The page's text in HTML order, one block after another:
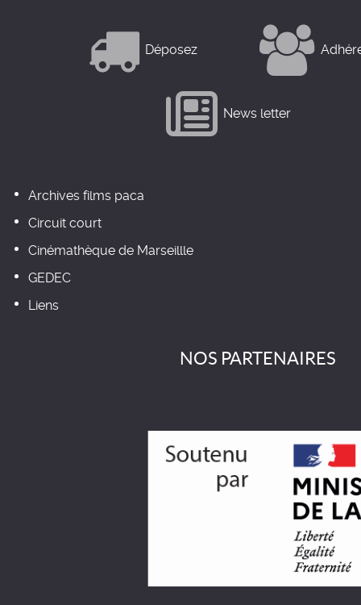
Déposez
News letter
Archives films paca
Circuit court
Cinémathèque de Marseillle
GEDEC
Liens
NOS PARTENAIRES